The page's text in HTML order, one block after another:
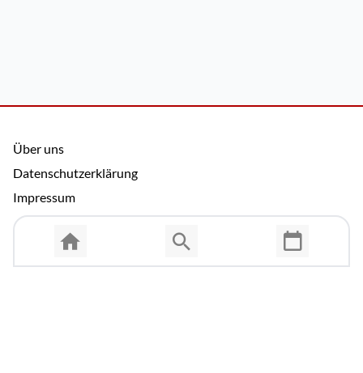
Über uns
Datenschutzerklärung
Impressum
Allgemeine Nutzungsbedingungen